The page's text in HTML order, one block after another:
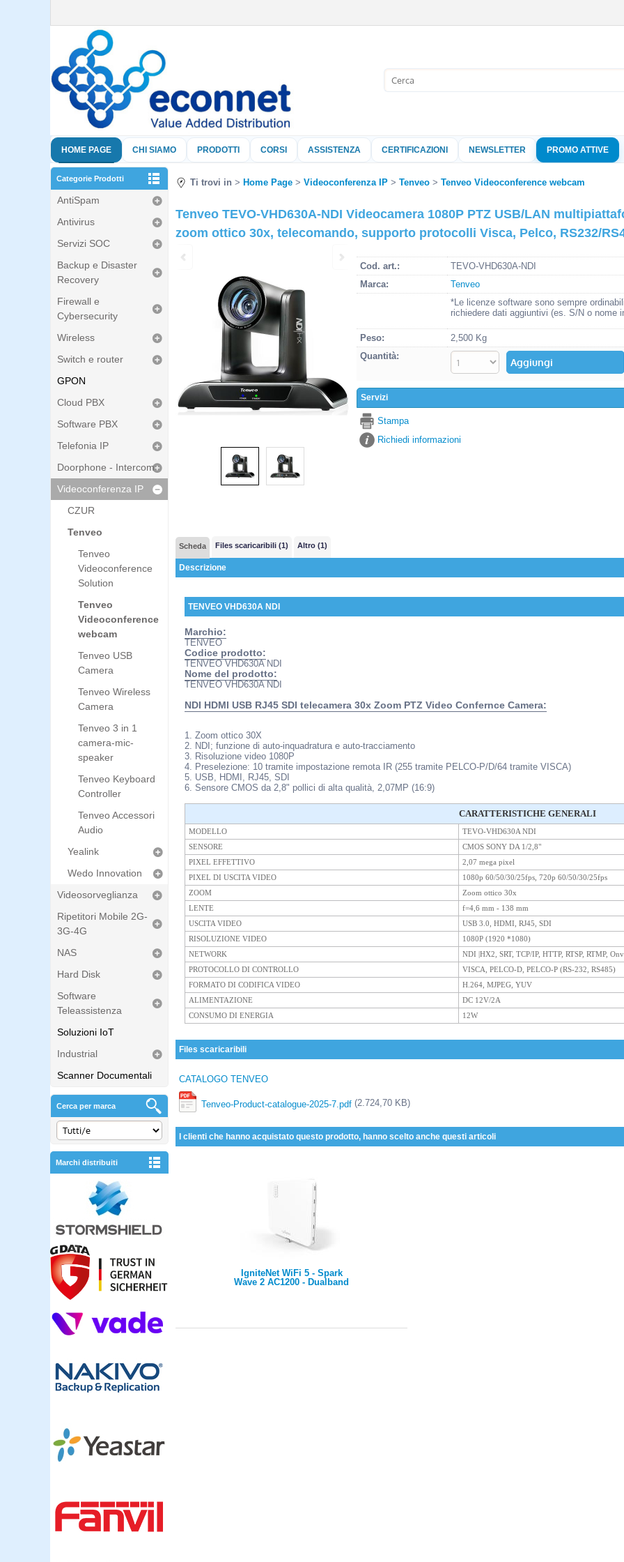
nome utente e
clicca sul
Hai perso
HOME PAGE CHI SIAMO PRODOTTI CORSI ASSISTENZA CERTIFICAZIONI NEWSLETTER PROMO ATTIVE
Categorie Prodotti
AntiSpam
Antivirus
Servizi SOC
Backup e Disaster
Recovery
Firewall e
Cybersecurity
Wireless
Switch e router
GPON
Cloud PBX
Software PBX
Telefonia IP
Doorphone - Intercom
Videoconferenza IP
CZUR
Tenveo
Tenveo
Videoconference
Solution
Tenveo
Videoconference
webcam
Tenveo USB
Camera
Tenveo Wireless
Camera
Tenveo 3 in 1
camera-mic-
speaker
Tenveo Keyboard
Controller
Tenveo Accessori
Audio
Yealink
Wedo Innovation
Videosorveglianza
Ripetitori Mobile 2G-
3G-4G
NAS
Hard Disk
Software
Teleassistenza
Soluzioni IoT
Industrial
Scanner Documentali
Cerca per marca
Marchi distribuiti
Ti trovi in Home Page Videoconferenza IP Tenveo Tenveo Videoconference webcam
Tenveo TEVO-VHD630A-NDI Videocamera 1080P PTZ USB/LAN
zoom ottico 30x, telecomando, supporto protocolli Visca, Pelco, RS232/
Cod. art.:
TEVO-VHD630A-NDI
Marca:
Tenveo
*Le licenze software sono sempre
richiedere dati aggiuntivi (es. S/N o nome
Peso:
2,500 Kg
Quantità:
Servizi
Stampa
Richiedi informazioni
Scheda Files scaricaribili (1) Altro (1)
Descrizione
TENVEO VHD630A NDI
Marchio:
TENVEO
Codice prodotto:
TENVEO VHD630A NDI
Nome del prodotto:
TENVEO VHD630A NDI
NDI HDMI USB RJ45 SDI telecamera 30x Zoom PTZ Video Confernce Camera:
1. Zoom ottico 30X
2. NDI; funzione di auto-inquadratura e auto-tracciamento
3. Risoluzione video 1080P
4. Preselezione: 10 tramite impostazione remota IR (255 tramite PELCO-P/D/64 tramite VISCA)
5. USB, HDMI, RJ45, SDI
6. Sensore CMOS da 2,8" pollici di alta qualità, 2,07MP (16:9)
CARATTERISTICHE GENERALI
MODELLO
TEVO-VHD630A NDI
SENSORE
CMOS SONY DA 1/2,8"
PIXEL EFFETTIVO
2,07 mega pixel
PIXEL DI USCITA VIDEO
1080p 60/50/30/25fps, 720p 60/50/30/25fps
ZOOM
Zoom ottico 30x
LENTE
f=4,6 mm - 138 mm
USCITA VIDEO
USB 3.0, HDMI, RJ45, SDI
RISOLUZIONE VIDEO
1080P (1920 *1080)
NETWORK
NDI |HX2, SRT, TCP/IP, HTTP, RTSP, RTMP,
PROTOCOLLO DI CONTROLLO
VISCA, PELCO-D, PELCO-P (RS-232, RS485)
FORMATO DI CODIFICA VIDEO
H.264, MJPEG, YUV
ALIMENTAZIONE
DC 12V/2A
CONSUMO DI ENERGIA
12W
Files scaricaribili
CATALOGO TENVEO
Tenveo-Product-catalogue-2025-7.pdf (2.724,70 KB)
I clienti che hanno acquistato questo prodotto, hanno scelto anche questi articoli
IgniteNet WiFi 5 - Spark
Wave 2 AC1200 - Dualband